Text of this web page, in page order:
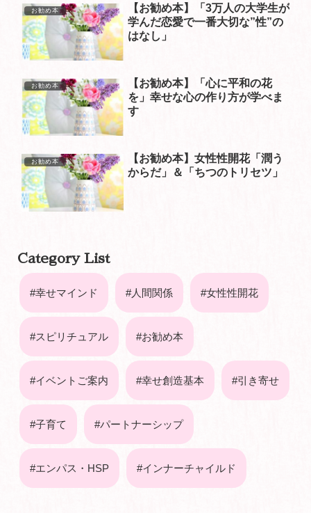
お勧め本
【お勧め本】「3万人の大学生が
学んだ恋愛で一番大切な”性”の
はなし」
お勧め本
【お勧め本】「心に平和の花
を」幸せな心の作り方が学べま
す
お勧め本
【お勧め本】女性性開花「潤う
からだ」＆「ちつのトリセツ」
Category List
幸せマインド 人間関係 女性性開花
スピリチュアル お勧め本
イベントご案内 幸せ創造基本 引き寄せ
子育て パートナーシップ
エンパス・HSP インナーチャイルド